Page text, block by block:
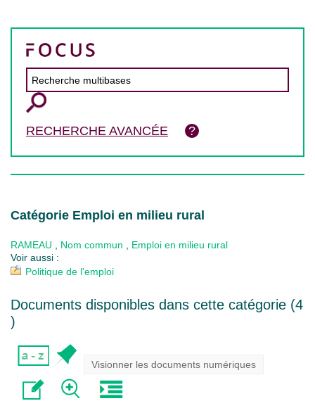
RECHERCHE AVANCÉE
Catégorie Emploi en milieu rural
RAMEAU Nom commun
Emploi en milieu rural
Voir aussi :
Politique de l'emploi
Documents disponibles dans cette catégorie (4
)
Visionner les documents numériques